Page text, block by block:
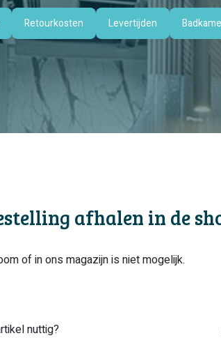
Retourkosten Levertijden
afhalen in de
of in ons magazijn is niet mogelijk.
nuttig?